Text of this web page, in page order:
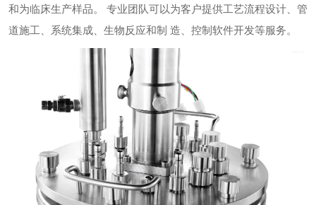
和为临床生产样品。 专业团队可以为客户提供工艺流程设计、管
道施工、系统集成、生物反应和制 造、控制软件开发等服务。